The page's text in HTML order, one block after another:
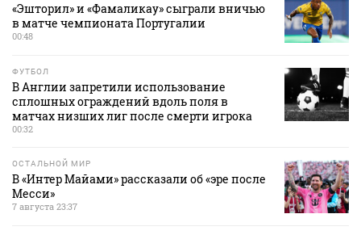
«Эшторил» и «Фамаликау» сыграли вничью
в матче чемпионата Португалии
00:48
ФУТБОЛ
В Англии запретили использование
сплошных ограждений вдоль поля в
матчах низших лиг после смерти игрока
00:32
ОСТАЛЬНОЙ МИР
В «Интер Майами» рассказали об «эре после
Месси»
7 августа 23:37